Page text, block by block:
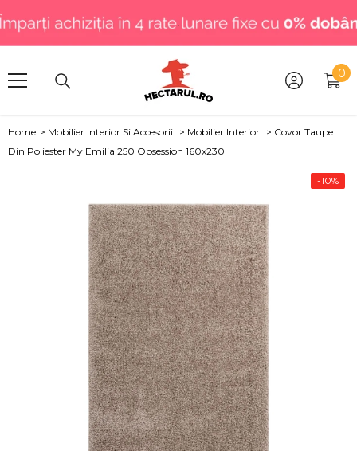
.
00
Home > Mobilier Interior Si Accesorii > Mobilier Interior > Covor Taupe
Din Poliester My Emilia 250 Obsession 160x230
-10%